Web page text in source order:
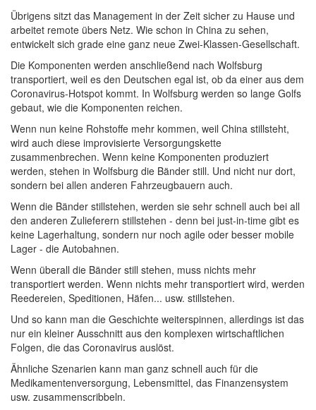
Übrigens sitzt das Management in der Zeit sicher zu Hause und
arbeitet remote übers Netz. Wie schon in China zu sehen,
entwickelt sich grade eine ganz neue Zwei-Klassen-Gesellschaft.
Die Komponenten werden anschließend nach Wolfsburg
transportiert, weil es den Deutschen egal ist, ob da einer aus dem
Coronavirus-Hotspot kommt. In Wolfsburg werden so lange Golfs
gebaut, wie die Komponenten reichen.
Wenn nun keine Rohstoffe mehr kommen, weil China stillsteht,
wird auch diese improvisierte Versorgungskette
zusammenbrechen. Wenn keine Komponenten produziert
werden, stehen in Wolfsburg die Bänder still. Und nicht nur dort,
sondern bei allen anderen Fahrzeugbauern auch.
Wenn die Bänder stillstehen, werden sie sehr schnell auch bei all
den anderen Zulieferern stillstehen - denn bei just-in-time gibt es
keine Lagerhaltung, sondern nur noch agile oder besser mobile
Lager - die Autobahnen.
Wenn überall die Bänder still stehen, muss nichts mehr
transportiert werden. Wenn nichts mehr transportiert wird, werden
Reedereien, Speditionen, Häfen... usw. stillstehen.
Und so kann man die Geschichte weiterspinnen, allerdings ist das
nur ein kleiner Ausschnitt aus den komplexen wirtschaftlichen
Folgen, die das Coronavirus auslöst.
Ähnliche Szenarien kann man ganz schnell auch für die
Medikamentenversorgung, Lebensmittel, das Finanzensystem
usw. zusammenscribbeln.